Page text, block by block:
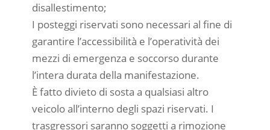
disallestimento;
I posteggi riservati sono necessari al fine di
garantire l’accessibilità e l’operatività dei
mezzi di emergenza e soccorso durante
l’intera durata della manifestazione.
È fatto divieto di sosta a qualsiasi altro
veicolo all’interno degli spazi riservati. I
trasgressori saranno soggetti a rimozione